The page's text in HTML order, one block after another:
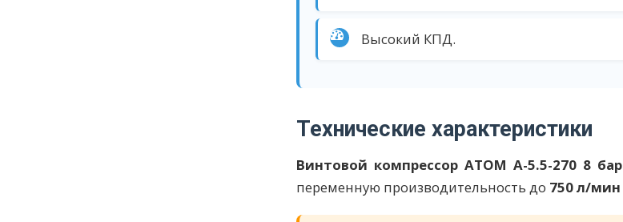
Высокий КПД.
Технические характеристики
Винтовой компрессор АТОМ А-5.5-270 8 бар
переменную производительность до 750 л/мин